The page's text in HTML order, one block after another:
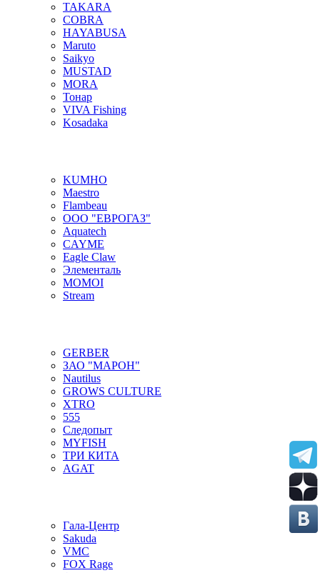
TAKARA
COBRA
HAYABUSA
Maruto
Saikyo
MUSTAD
MORA
Тонар
VIVA Fishing
Kosadaka
KUMHO
Maestro
Flambeau
ООО "ЕВРОГАЗ"
Aquatech
CAYME
Eagle Claw
Элементаль
MOMOI
Stream
GERBER
ЗАО "МАРОН"
Nautilus
GROWS CULTURE
XTRO
555
Следопыт
MYFISH
ТРИ КИТА
AGAT
Гала-Центр
Sakuda
VMC
FOX Rage